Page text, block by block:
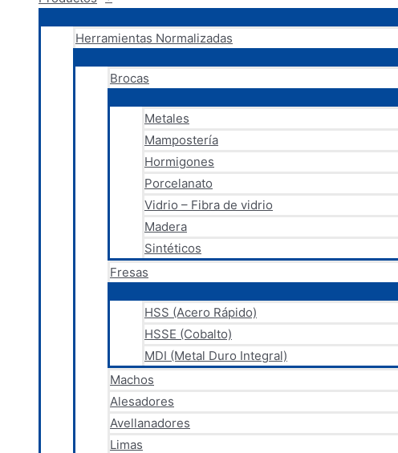
Herramientas Normalizadas
Brocas
Metales
Mampostería
Hormigones
Porcelanato
Vidrio – Fibra de vidrio
Madera
Sintéticos
Fresas
HSS (Acero Rápido)
HSSE (Cobalto)
MDI (Metal Duro Integral)
Machos
Alesadores
Avellanadores
Limas